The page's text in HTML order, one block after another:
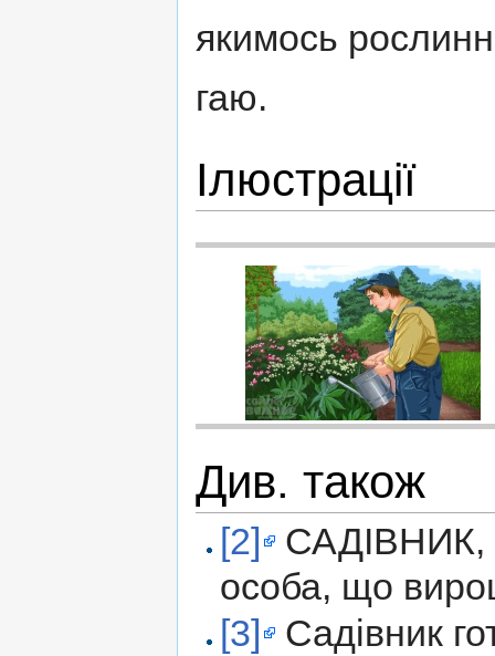
якимось
гаю.
Ілюстрації
Див. також
[2]
САДІВНИК,
особа, що
[3]
Садівник